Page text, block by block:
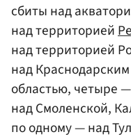
сбиты над
над территорией
над территорией
над
областью, четыре
над Смоленской,
по одному — над